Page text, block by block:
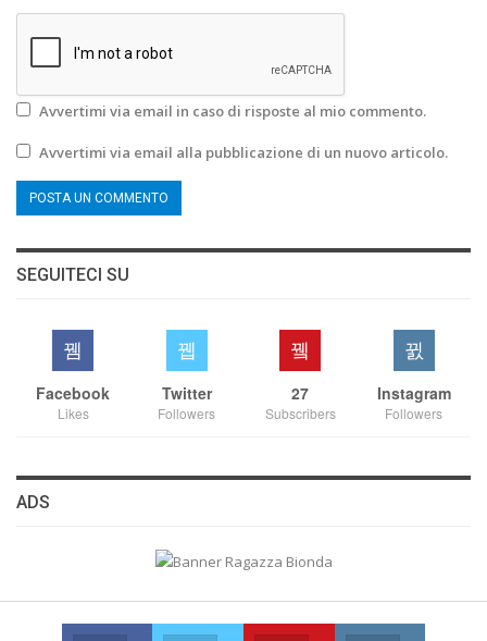
Avvertimi via email in caso di risposte al mio commento.
Avvertimi via email alla pubblicazione di un nuovo articolo.
SEGUITECI SU
Facebook
Likes
Twitter
Followers
27
Subscribers
Instagram
Followers
ADS